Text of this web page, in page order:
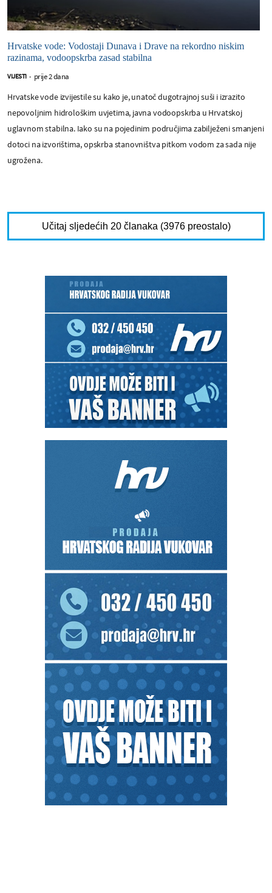
Hrvatske vode: Vodostaji Dunava i Drave na rekordno niskim
razinama, vodoopskrba zasad stabilna
VIJESTI - prije 2 dana
Hrvatske vode izvijestile su kako je, unatoč dugotrajnoj suši i izrazito
nepovoljnim hidrološkim uvjetima, javna vodoopskrba u Hrvatskoj
uglavnom stabilna. Iako su na pojedinim područjima zabilježeni smanjeni
dotoci na izvorištima, opskrba stanovništva pitkom vodom za sada nije
ugrožena.
Učitaj sljedećih 20 članaka (3976 preostalo)